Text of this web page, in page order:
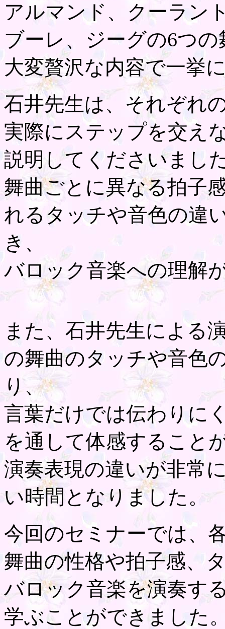
アルマンド、クーラン
ブーレ、ジーグの6つ
大変贅沢な内容で一挙
石井先生は、それぞれ
実際にステップを交え
説明してくださいまし
舞曲ごとに異なる拍子
れるタッチや音色の違
き、
バロック音楽への理解
また、石井先生による
の舞曲のタッチや音色
り、
言葉だけでは伝わりに
を通して体感すること
演奏表現の違いが非常
い時間となりました。
今回のセミナーでは、
舞曲の性格や拍子感、
バロック音楽を演奏す
学ぶことができました